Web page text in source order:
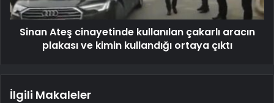
Sinan Ateş cinayetinde kullanılan çakarlı aracın
plakası ve kimin kullandığı ortaya çıktı
İlgili Makaleler